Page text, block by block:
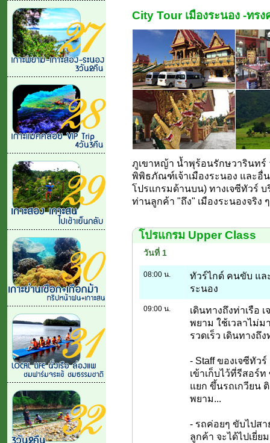
City Tour เมืองระนอง -ทร
ภูเขาหญ้า น้ำพุร้อนรักษวารินทร์
พิพิธภัณฑ์เจ้าเมืองระนอง และอื่
โปรแกรมด้านบน) ทางเจซีทัวร์
ท่านลูกค้า "ถึง" เมืองระนองจริง ๆ
โปรแกรม Upper Class
วันที่ 1
08:00 น.
ทัวร์ไกด์ คนขับ แ
ระนอง
09:00 น.
เดินทางถึงท่าเรือ
พยาม ใช้เวลาไม่ม
รวดเร็ว เดินทางถึ
- Staff ของเจซีทัว
เข้าเก็บไว้ที่รีสอร์
แยก ขึ้นรถเกวียน ติ
พยาม...
- รถค่อยๆ ขับไปสา
ลูกค้า จะได้ไปเยี่